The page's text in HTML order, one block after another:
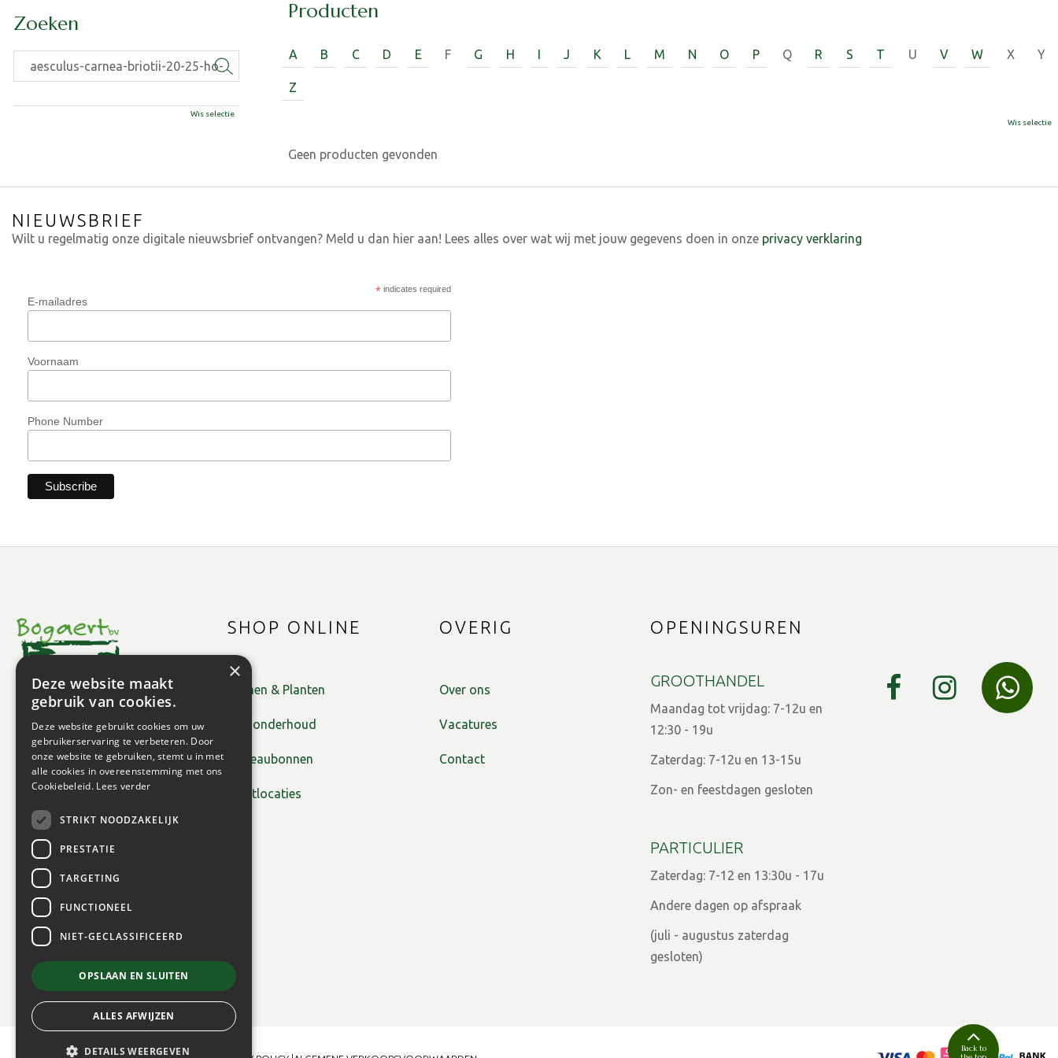
Producten
A B C D E F G H I J K L M N O P Q R S T U V W X Y
Z
Wis selectie
Geen producten gevonden
Zoeken
Wis selectie
NIEUWSBRIEF
Wilt u regelmatig onze digitale nieuwsbrief ontvangen? Meld u dan hier aan! Lees alles over wat wij met jouw gegevens doen in onze privacy verklaring
*indicates required
E-mailadres
Voornaam
Phone Number
SHOP ONLINE
Bomen & Planten
Tuinonderhoud
Cadeaubonnen
Plantlocaties
OVERIG
Over ons
Vacatures
Contact
OPENINGSUREN
GROOTHANDEL
Maandag tot vrijdag: 7-12u en
12:30 - 19u
Zaterdag: 7-12u en 13-15u
Zon- en feestdagen gesloten
PARTICULIER
Zaterdag: 7-12 en 13:30u - 17u
Andere dagen op afspraak
(juli - augustus zaterdag
gesloten)
Back to
×
Deze website maakt
gebruik van cookies.
Deze website gebruikt cookies om uw
gebruikerservaring te verbeteren. Door
onze website te gebruiken, stemt u in met
alle cookies in overeenstemming met ons
Cookiebeleid. Lees verder
STRIKT NOODZAKELIJK
PRESTATIE
TARGETING
FUNCTIONEEL
NIET-GECLASSIFICEERD
OPSLAAN EN SLUITEN
ALLES AFWIJZEN
DETAILS WEERGEVEN